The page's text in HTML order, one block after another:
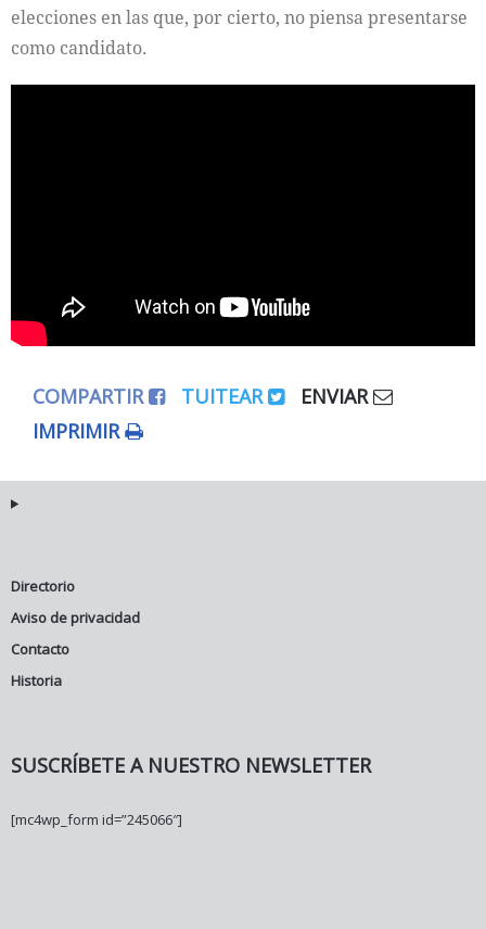
elecciones en las que, por cierto, no piensa presentarse
como candidato.
COMPARTIR TUITEAR
ENVIAR
IMPRIMIR
Directorio
Aviso de privacidad
Contacto
Historia
SUSCRÍBETE A NUESTRO NEWSLETTER
[mc4wp_form id=”245066″]